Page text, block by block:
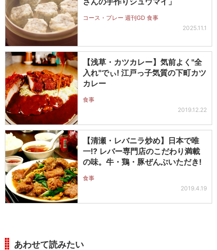
コース・プレー 週刊GD 食事
2025.11.1
【浅草・カツカレー】気前よく"全
入れ"でぃ! 江戸っ子気質の下町カツ
カレー
食事
2019.12.22
【清瀬・レバニラ炒め】日本で唯
一!? レバー専門店のこだわり満載
の味。牛・鶏・豚ぜんぶいただき!
食事
2019.4.19
あわせて読みたい